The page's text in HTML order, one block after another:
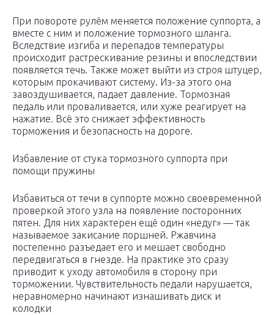
При повороте рулём меняется положение суппорта, а
вместе с ним и положение тормозного шланга.
Вследствие изгиба и перепадов температуры
происходит растрескивание резины и впоследствии
появляется течь. Также может выйти из строя штуцер,
которым прокачивают систему. Из-за этого она
завоздушивается, падает давление. Тормозная
педаль или проваливается, или хуже реагирует на
нажатие. Всё это снижает эффективность
торможения и безопасность на дороге.
Избавление от стука тормозного суппорта при
помощи пружины
Избавиться от течи в суппорте можно своевременной
проверкой этого узла на появление посторонних
пятен. Для них характерен ещё один «недуг» — так
называемое закисание поршней. Ржавчина
постепенно разъедает его и мешает свободно
передвигаться в гнезде. На практике это сразу
приводит к уходу автомобиля в сторону при
торможении. Чувствительность педали нарушается,
неравномерно начинают изнашивать диск и
колодки